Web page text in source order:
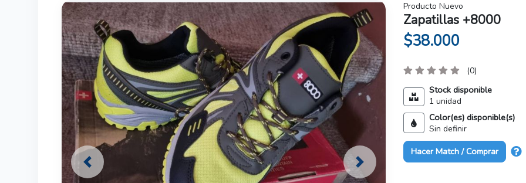
Previous Next
Producto Nuevo
Zapatillas +8000
$38.000
(0)
Stock disponible
1 unidad
Color(es) disponible(s)
Sin definir
Hacer Match / Comprar